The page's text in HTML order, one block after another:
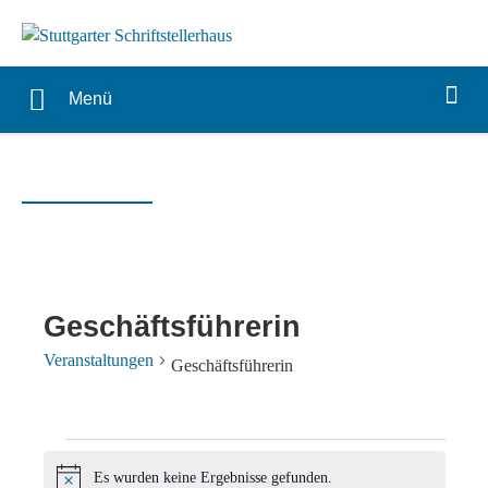
Menü
Geschäftsführerin
Veranstaltungen Geschäftsführerin
Veranstaltungen
Es wurden keine Ergebnisse gefunden.